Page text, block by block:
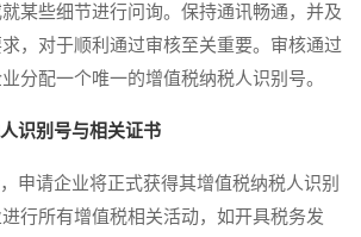
某些细节进行问询。保持通讯畅通，并及
，对于顺利通过审核至关重要。审核通过
分配一个唯一的增值税纳税人识别号。
识别号与相关证书
请企业将正式获得其增值税纳税人识别
行所有增值税相关活动，如开具税务发